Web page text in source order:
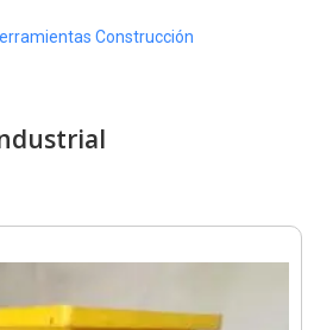
Construcción